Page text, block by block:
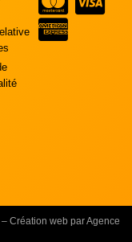
Création web par Agence